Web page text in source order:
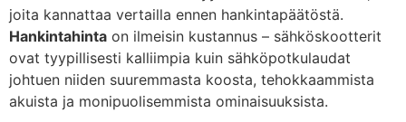
joita kannattaa vertailla ennen hankintapäätöstä.
Hankintahinta on ilmeisin kustannus – sähköskootterit
ovat tyypillisesti kalliimpia kuin sähköpotkulaudat
johtuen niiden suuremmasta koosta, tehokkaammista
akuista ja monipuolisemmista ominaisuuksista.